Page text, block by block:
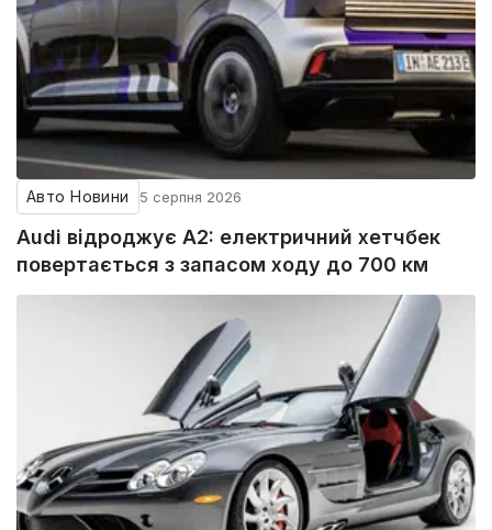
Авто Новини 5 серпня 2026
Audi відроджує A2: електричний хетчбек
повертається з запасом ходу до 700 км